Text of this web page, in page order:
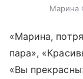
Марина
«Марина,
пара»,
«Вы